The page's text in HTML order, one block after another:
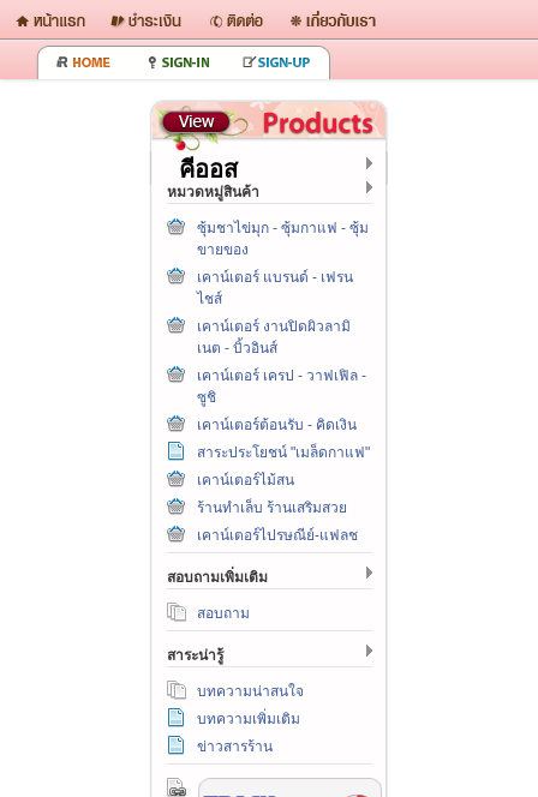
คีออส
หมวดหมู่สินค้า
ซุ้มชาไข่มุก - ซุ้มกาแฟ - ซุ้ม
ขายของ
เคาน์เตอร์ แบรนด์ - เฟรน
ไชส์
เคาน์เตอร์ งานปิดผิวลามิ
เนต - บิ้วอินส์
เคาน์เตอร์ เครป - วาฟเฟิล -
ซูชิ
เคาน์เตอร์ต้อนรับ - คิดเงิน
สาระประโยชน์ "เมล็ดกาแฟ"
เคาน์เตอร์ไม้สน
ร้านทำเล็บ ร้านเสริมสวย
เคาน์เตอร์ไปรษณีย์-แฟลช
สอบถามเพิ่มเติม
สอบถาม
สาระน่ารู้
บทความน่าสนใจ
บทความเพิ่มเติม
ข่าวสารร้าน